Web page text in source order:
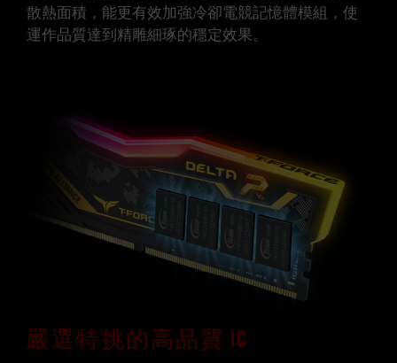
散熱面積，能更有效加強冷卻電競記憶體模組，使
運作品質達到精雕細琢的穩定效果。
嚴選特挑的高品質 IC